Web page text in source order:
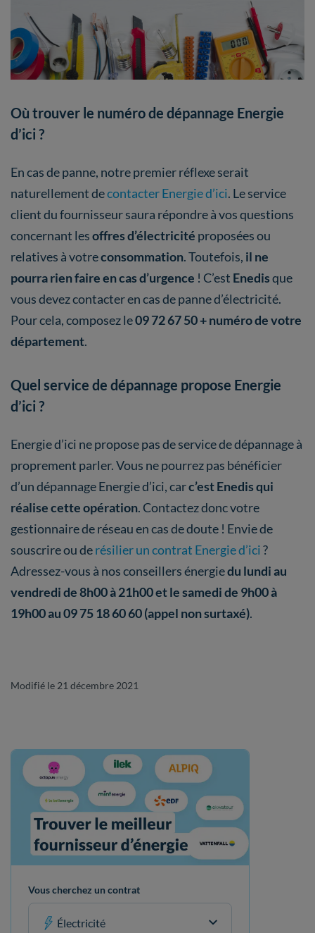
Vous cherchez un contrat
Électricité
Où trouver le numéro de dépannage Energie
d’ici ?
En cas de panne, notre premier réflexe serait
naturellement decontacter Energie d’ici. Le service
client du fournisseur saura répondre à vos questions
concernant lesoffres d’électricité proposées ou
relatives à votreconsommation. Toutefois, il ne
pourra rien faire en cas d’urgence ! C’est Enedisque
vous devez contacter en cas de panne d’électricité.
Pour cela, composez le09 72 67 50 + numéro de votre
département.
Quel service de dépannage propose Energie
d’ici ?
Energie d’ici ne propose pas de service de dépannage à
proprement parler. Vous ne pourrez pas bénéficier
d’un dépannage Energie d’ici, carc’est Enedis qui
réalise cette opération. Contactez donc votre
gestionnaire de réseau en cas de doute ! Envie de
souscrire ou derésilier un contrat Energie d’ici?
Adressez-vous à nos conseillers énergiedu lundi au
vendredi de 8h00 à 21h00 et le samedi de 9h00 à
19h00 au 09 75 18 60 60 (appel non surtaxé).
Modifié le 21 décembre 2021